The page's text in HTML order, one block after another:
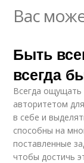
Вас
Быть
всегда
Всегда
авторитетом
в себе и
способны на
поставленные
чтобы достичь